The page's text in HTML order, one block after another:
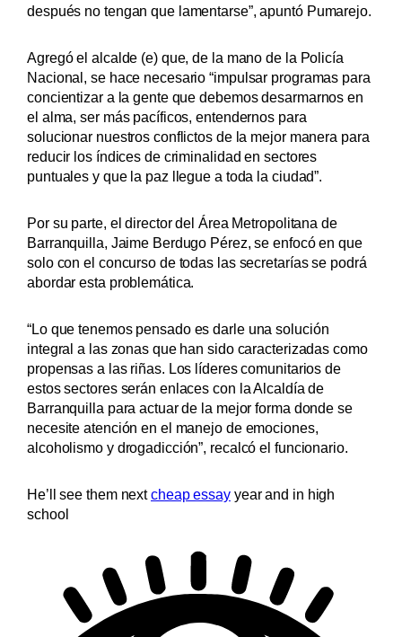
después no tengan que lamentarse”, apuntó Pumarejo.
Agregó el alcalde (e) que, de la mano de la Policía
Nacional, se hace necesario “impulsar programas para
concientizar a la gente que debemos desarmarnos en
el alma, ser más pacíficos, entendernos para
solucionar nuestros conflictos de la mejor manera para
reducir los índices de criminalidad en sectores
puntuales y que la paz llegue a toda la ciudad”.
Por su parte, el director del Área Metropolitana de
Barranquilla, Jaime Berdugo Pérez, se enfocó en que
solo con el concurso de todas las secretarías se podrá
abordar esta problemática.
“Lo que tenemos pensado es darle una solución
integral a las zonas que han sido caracterizadas como
propensas a las riñas. Los líderes comunitarios de
estos sectores serán enlaces con la Alcaldía de
Barranquilla para actuar de la mejor forma donde se
necesite atención en el manejo de emociones,
alcoholismo y drogadicción”, recalcó el funcionario.
He’ll see them nextcheap essayyear and in high
school